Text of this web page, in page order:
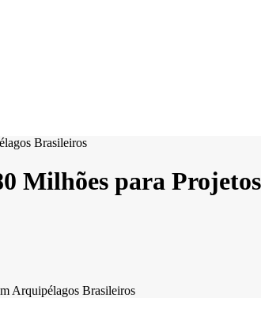
Milhões para
Arquipélagos Brasileiros